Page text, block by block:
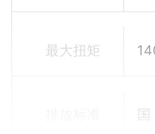
最大扭矩